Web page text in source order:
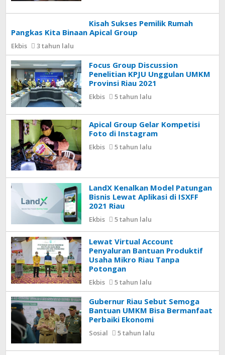
Kisah Sukses Pemilik Rumah
Pangkas Kita Binaan Apical Group
Ekbis 3 tahun lalu
Focus Group Discussion
Penelitian KPJU Unggulan UMKM
Provinsi Riau 2021
Ekbis 5 tahun lalu
Apical Group Gelar Kompetisi
Foto di Instagram
Ekbis 5 tahun lalu
LandX Kenalkan Model Patungan
Bisnis Lewat Aplikasi di ISXFF
2021 Riau
Ekbis 5 tahun lalu
Lewat Virtual Account
Penyaluran Bantuan Produktif
Usaha Mikro Riau Tanpa
Potongan
Ekbis 5 tahun lalu
Gubernur Riau Sebut Semoga
Bantuan UMKM Bisa Bermanfaat
Perbaiki Ekonomi
Sosial 5 tahun lalu